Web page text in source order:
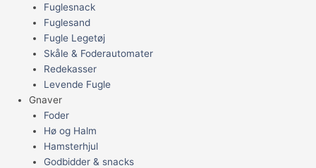
Fuglesnack
Fuglesand
Fugle Legetøj
Skåle & Foderautomater
Redekasser
Levende Fugle
Gnaver
Foder
Hø og Halm
Hamsterhjul
Godbidder & snacks